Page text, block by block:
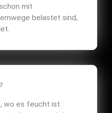
mit
belastet sind,
wo es feucht ist.